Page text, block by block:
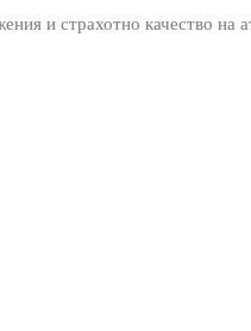
и страхотно качество на